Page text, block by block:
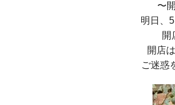
〜
明日、
開
開店
ご迷惑